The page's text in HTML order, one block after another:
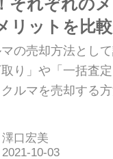
切です。 そこで、
必要になる書類を、
します。さらに、
や手数料、紛失時
底解説します。
No.1】カーセン
価格を今すぐ調べ
それぞれのメ
リットを比較
の売却方法とし
取り」や「一括査
ルマを売却する
ルマの売却方法は
ットとデメリットが
況やクルマの状態
澤口宏美